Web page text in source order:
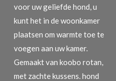
voor uw geliefde hond, u
kunt het in de woonkamer
plaatsen om warmte toe te
voegen aan uw kamer.
Gemaakt van koobo rotan,
met zachte kussens. hond